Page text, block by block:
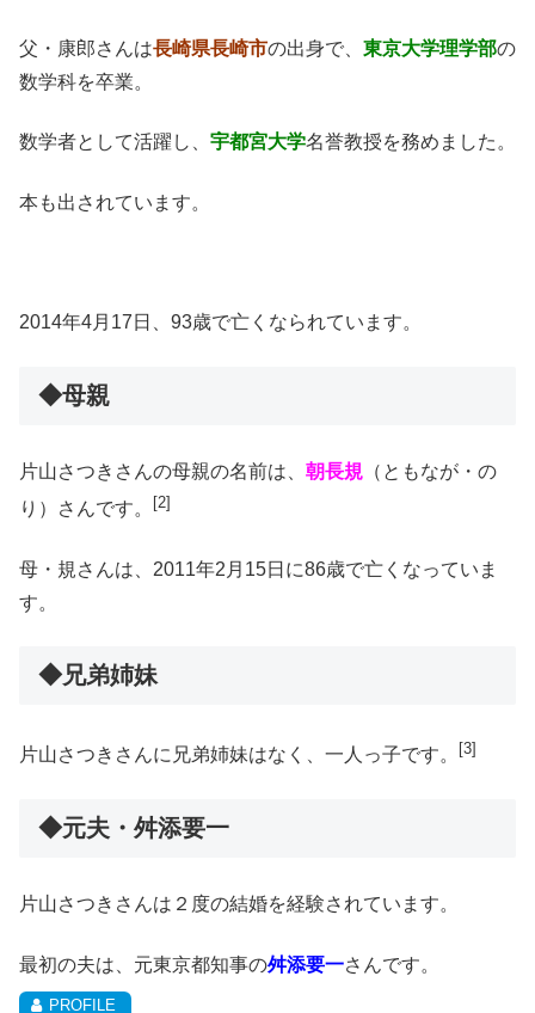
父・康郎さんは長崎県長崎市の出身で、 東京大学理学部の
数学科を卒業。
数学者として活躍し、 宇都宮大学名誉教授を務めました。
本も出されています。
2014年4月17日、93歳で亡くなられています。
◆母親
片山さつきさんの母親の名前は、 朝長規 （ともなが・の
り）さんです。
[2]
母・規さんは、2011年2月15日に86歳で亡くなっていま
す。
◆兄弟姉妹
片山さつきさんに兄弟姉妹はなく、一人っ子です。 [3]
◆元夫・舛添要一
片山さつきさんは２度の結婚を経験されています。
最初の夫は、元東京都知事の舛添要一さんです。